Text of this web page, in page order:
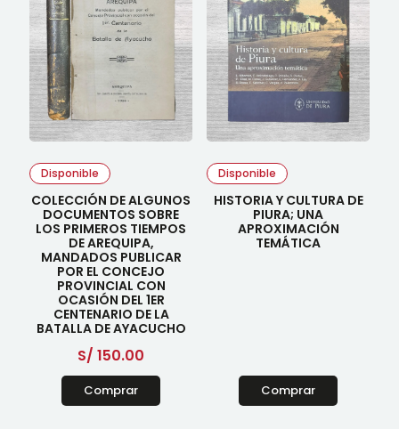
Disponible
COLECCIÓN DE ALGUNOS
DOCUMENTOS SOBRE
LOS PRIMEROS TIEMPOS
DE AREQUIPA,
MANDADOS PUBLICAR
POR EL CONCEJO
PROVINCIAL CON
OCASIÓN DEL 1ER
CENTENARIO DE LA
BATALLA DE AYACUCHO
S/ 150.00
Comprar
Disponible
HISTORIA Y CULTURA DE
PIURA; UNA
APROXIMACIÓN
TEMÁTICA
Comprar